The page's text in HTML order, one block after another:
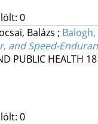
0
Balázs ; Balogh,
and Speed-
PUBLIC HEALTH 18
0